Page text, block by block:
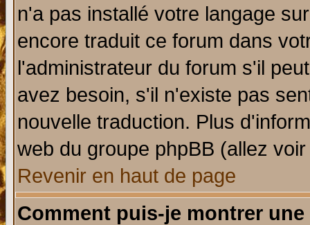
n'a pas installé votre langage
encore traduit ce forum dans
l'administrateur du forum s'il
avez besoin, s'il n'existe pas
nouvelle traduction. Plus
web du groupe phpBB (allez
Revenir en haut de page
Comment puis-je montrer